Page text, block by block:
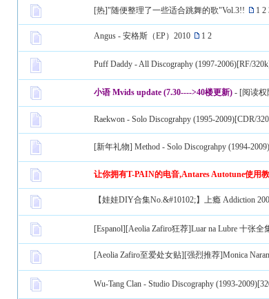
[热]"随便整理了一些适合跳舞的歌"Vol.3!! 1 2
Angus - 安格斯（EP）2010 1 2
Puff Daddy - All Discography (1997-2006)[RF/
小语 Mvids update (7.30---->40楼更新)- [阅读权
Raekwon - Solo Discograhpy (1995-2009)[CDR/
[新年礼物] Method - Solo Discograhpy (1994-
让你拥有T-PAIN的电音,Antares Autotune使用
【娃娃DIY合集No.&#10102;】上瘾 Addiction
[Espanol][Aeolia Zafiro狂荐]Luar na Lubre 十张全
[Aeolia Zafiro至爱处女贴][强烈推荐]Monica
Wu-Tang Clan - Studio Discography (1993-